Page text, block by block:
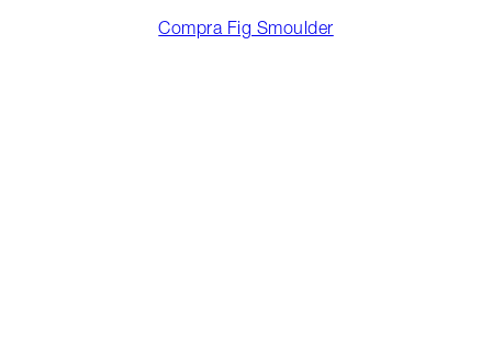
Compra Fig Smoulder